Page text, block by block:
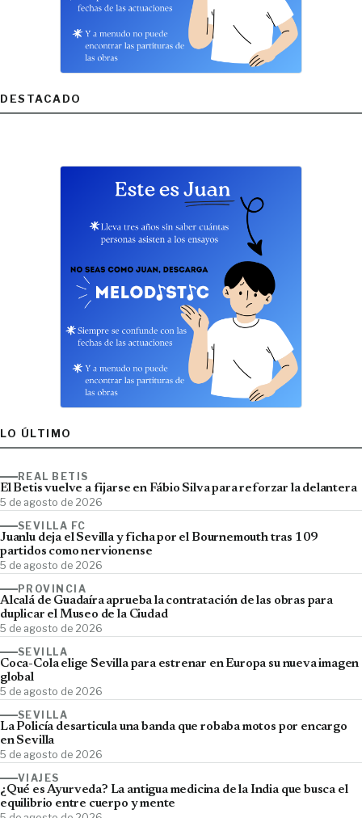
DESTACADO
LO ÚLTIMO
REAL BETIS
El Betis vuelve a fijarse en Fábio Silva para reforzar la delantera
5 de agosto de 2026
SEVILLA FC
Juanlu deja el Sevilla y ficha por el Bournemouth tras 109
partidos como nervionense
5 de agosto de 2026
PROVINCIA
Alcalá de Guadaíra aprueba la contratación de las obras para
duplicar el Museo de la Ciudad
5 de agosto de 2026
SEVILLA
Coca-Cola elige Sevilla para estrenar en Europa su nueva imagen
global
5 de agosto de 2026
SEVILLA
La Policía desarticula una banda que robaba motos por encargo
en Sevilla
5 de agosto de 2026
VIAJES
¿Qué es Ayurveda? La antigua medicina de la India que busca el
equilibrio entre cuerpo y mente